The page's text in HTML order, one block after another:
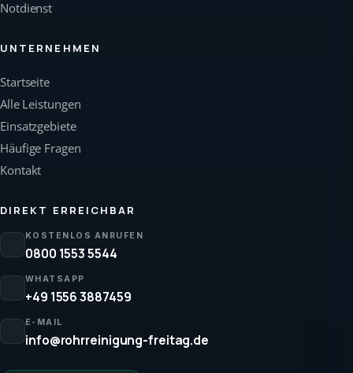
Notdienst
UNTERNEHMEN
Startseite
Alle Leistungen
Einsatzgebiete
Häufige Fragen
Kontakt
DIREKT ERREICHBAR
KOSTENLOS ANRUFEN
0800 1553 5544
WHATSAPP
+49 1556 3887459
E-MAIL
info@rohrreinigung-freitag.de